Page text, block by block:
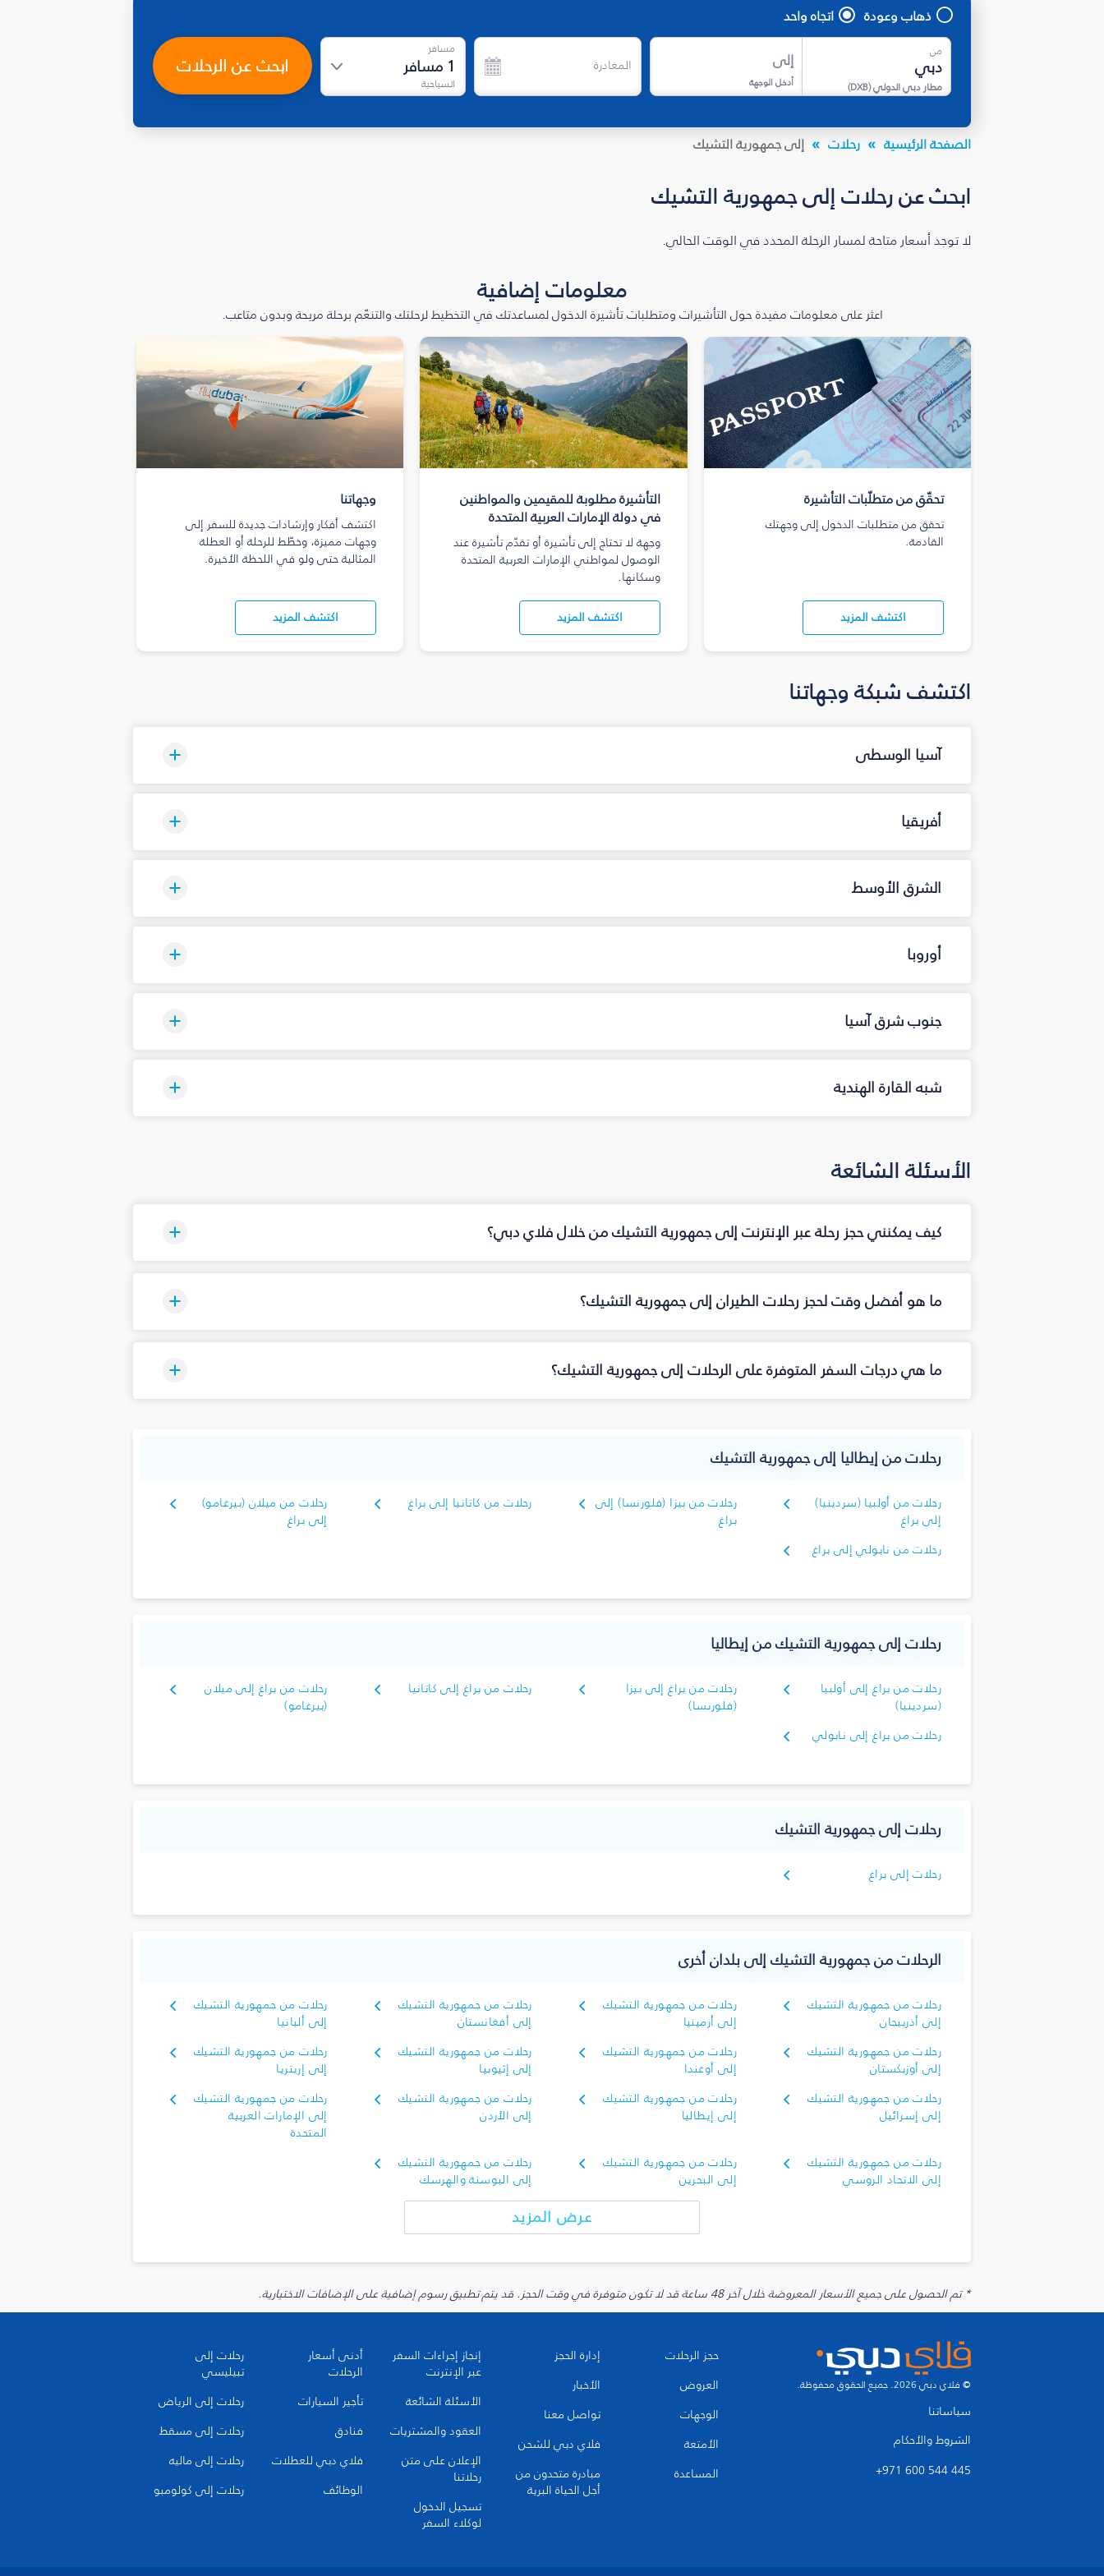
ذهاب وعودة اتجاه واحد
من
مطار دبي الدولي(
DXB
)
إلى
أدخل الوجهة
المغادرة
مسافر
1 مسافر
السياحية
ابحث عن الرحلات
الصفحة الرئيسية رحلات إلى جمهورية التشيك
ابحث عن رحلات إلى جمهورية التشيك
لا توجد أسعار متاحة لمسار الرحلة المحدد في الوقت الحالي.
معلومات إضافية
اعثر على معلومات مفيدة حول التأشيرات ومتطلبات تأشيرة الدخول لمساعدتك في التخطيط لرحلتك والتنعّم برحلة مريحة وبدون متاعب.
تحقّق من متطلّبات التأشيرة
تحقق من متطلبات الدخول إلى وجهتك
القادمة.
اكتشف المزيد
التأشيرة مطلوبة للمقيمين والمواطنين
في دولة الإمارات العربية المتحدة
وجهة لا تحتاج إلى تأشيرة أو تقدّم تأشيرة عند
الوصول لمواطني الإمارات العربية المتحدة
وسكانها.
اكتشف المزيد
وجهاتنا
اكتشف أفكار وإرشادات جديدة للسفر إلى
وجهات مميزة، وخطّط للرحلة أو العطلة
المثالية حتى ولو في اللحظة الأخيرة.
اكتشف المزيد
اكتشف شبكة وجهاتنا
آسيا الوسطى
أفريقيا
الشرق الأوسط
أوروبا
جنوب شرق آسيا
شبه القارة الهندية
الأسئلة الشائعة
كيف يمكنني حجز رحلة عبر الإنترنت إلى جمهورية التشيك من خلال فلاي دبي؟
ما هو أفضل وقت لحجز رحلات الطيران إلى جمهورية التشيك؟
ما هي درجات السفر المتوفرة على الرحلات إلى جمهورية التشيك؟
رحلات من إيطاليا إلى جمهورية التشيك
رحلات من أولبيا (سردينيا)
إلى براغ
رحلات من بيزا (فلورنسا) إلى
براغ
رحلات من كاتانيا إلى براغ
رحلات من ميلان (بيرغامو)
إلى براغ
رحلات من نابولي إلى براغ
رحلات إلى جمهورية التشيك من إيطاليا
رحلات من براغ إلى أولبيا
(سردينيا)
رحلات من براغ إلى بيزا
(فلورنسا)
رحلات من براغ إلى كاتانيا
رحلات من براغ إلى ميلان
(بيرغامو)
رحلات من براغ إلى نابولي
رحلات إلى جمهورية التشيك
رحلات إلى براغ
الرحلات من جمهورية التشيك إلى بلدان أخرى
رحلات من جمهورية التشيك
إلى أذربيجان
رحلات من جمهورية التشيك
إلى أرمينيا
رحلات من جمهورية التشيك
إلى أفغانستان
رحلات من جمهورية التشيك
إلى ألبانيا
رحلات من جمهورية التشيك
إلى أوزبكستان
رحلات من جمهورية التشيك
إلى أوغندا
رحلات من جمهورية التشيك
إلى إثيوبيا
رحلات من جمهورية التشيك
إلى إريتريا
رحلات من جمهورية التشيك
إلى إسرائيل
رحلات من جمهورية التشيك
إلى إيطاليا
رحلات من جمهورية التشيك
إلى الأردن
رحلات من جمهورية التشيك
إلى الإمارات العربية
المتحدة
رحلات من جمهورية التشيك
إلى الاتحاد الروسي
رحلات من جمهورية التشيك
إلى البحرين
رحلات من جمهورية التشيك
إلى البوسنة والهرسك
عرض المزيد
* تم الحصول على جميع الأسعار المعروضة خلال آخر 48 ساعة قد لا تكون متوفرة في وقت الحجز. قد يتم تطبيق رسوم إضافية على الإضافات الاختيارية.
© فلاي دبي 2026. جميع الحقوق محفوظة.
سياساتنا
الشروط والأحكام
+971 600 544 445
حجز الرحلات
العروض
الوجهات
الأمتعة
المساعدة
إدارة الحجز
الأخبار
تواصل معنا
فلاي دبي للشحن
مبادرة متحدون من
أجل الحياة البرية
إنجاز إجراءات السفر
عبر الإنترنت
الأسئلة الشائعة
العقود والمشتريات
الإعلان على متن
رحلاتنا
تسجيل الدخول
لوكلاء السفر
أدنى أسعار
الرحلات
تأجير السيارات
فنادق
فلاي دبي للعطلات
الوظائف
رحلات إلى
تبيليسي
رحلات إلى الرياض
رحلات إلى مسقط
رحلات إلى ماليه
رحلات إلى كولومبو